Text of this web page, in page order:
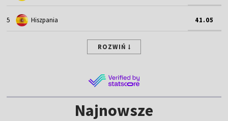
5 Hiszpania 41.05
ROZWIŃ
Najnowsze